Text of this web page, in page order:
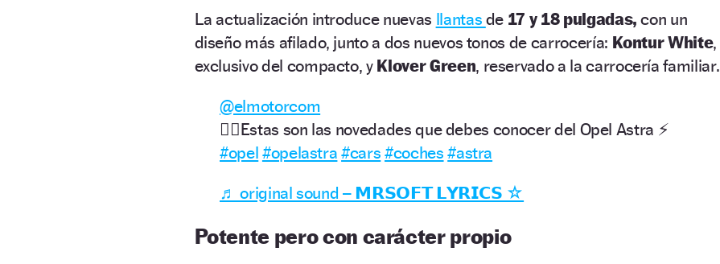
La actualización introduce nuevas llantas de 17 y 18 pulgadas,con un
diseño más afilado, junto a dos nuevos tonos de carrocería: Kontur White,
exclusivo del compacto, y Klover Green, reservado a la carrocería familiar.
@elmotorcom
👉🏻Estas son las novedades que debes conocer del Opel Astra ⚡️
#opel #opelastra #cars #coches #astra
♬ original sound – 𝗠𝗥𝗦𝗢𝗙𝗧 𝗟𝗬𝗥𝗜𝗖𝗦 ☆
Potente pero con carácter propio